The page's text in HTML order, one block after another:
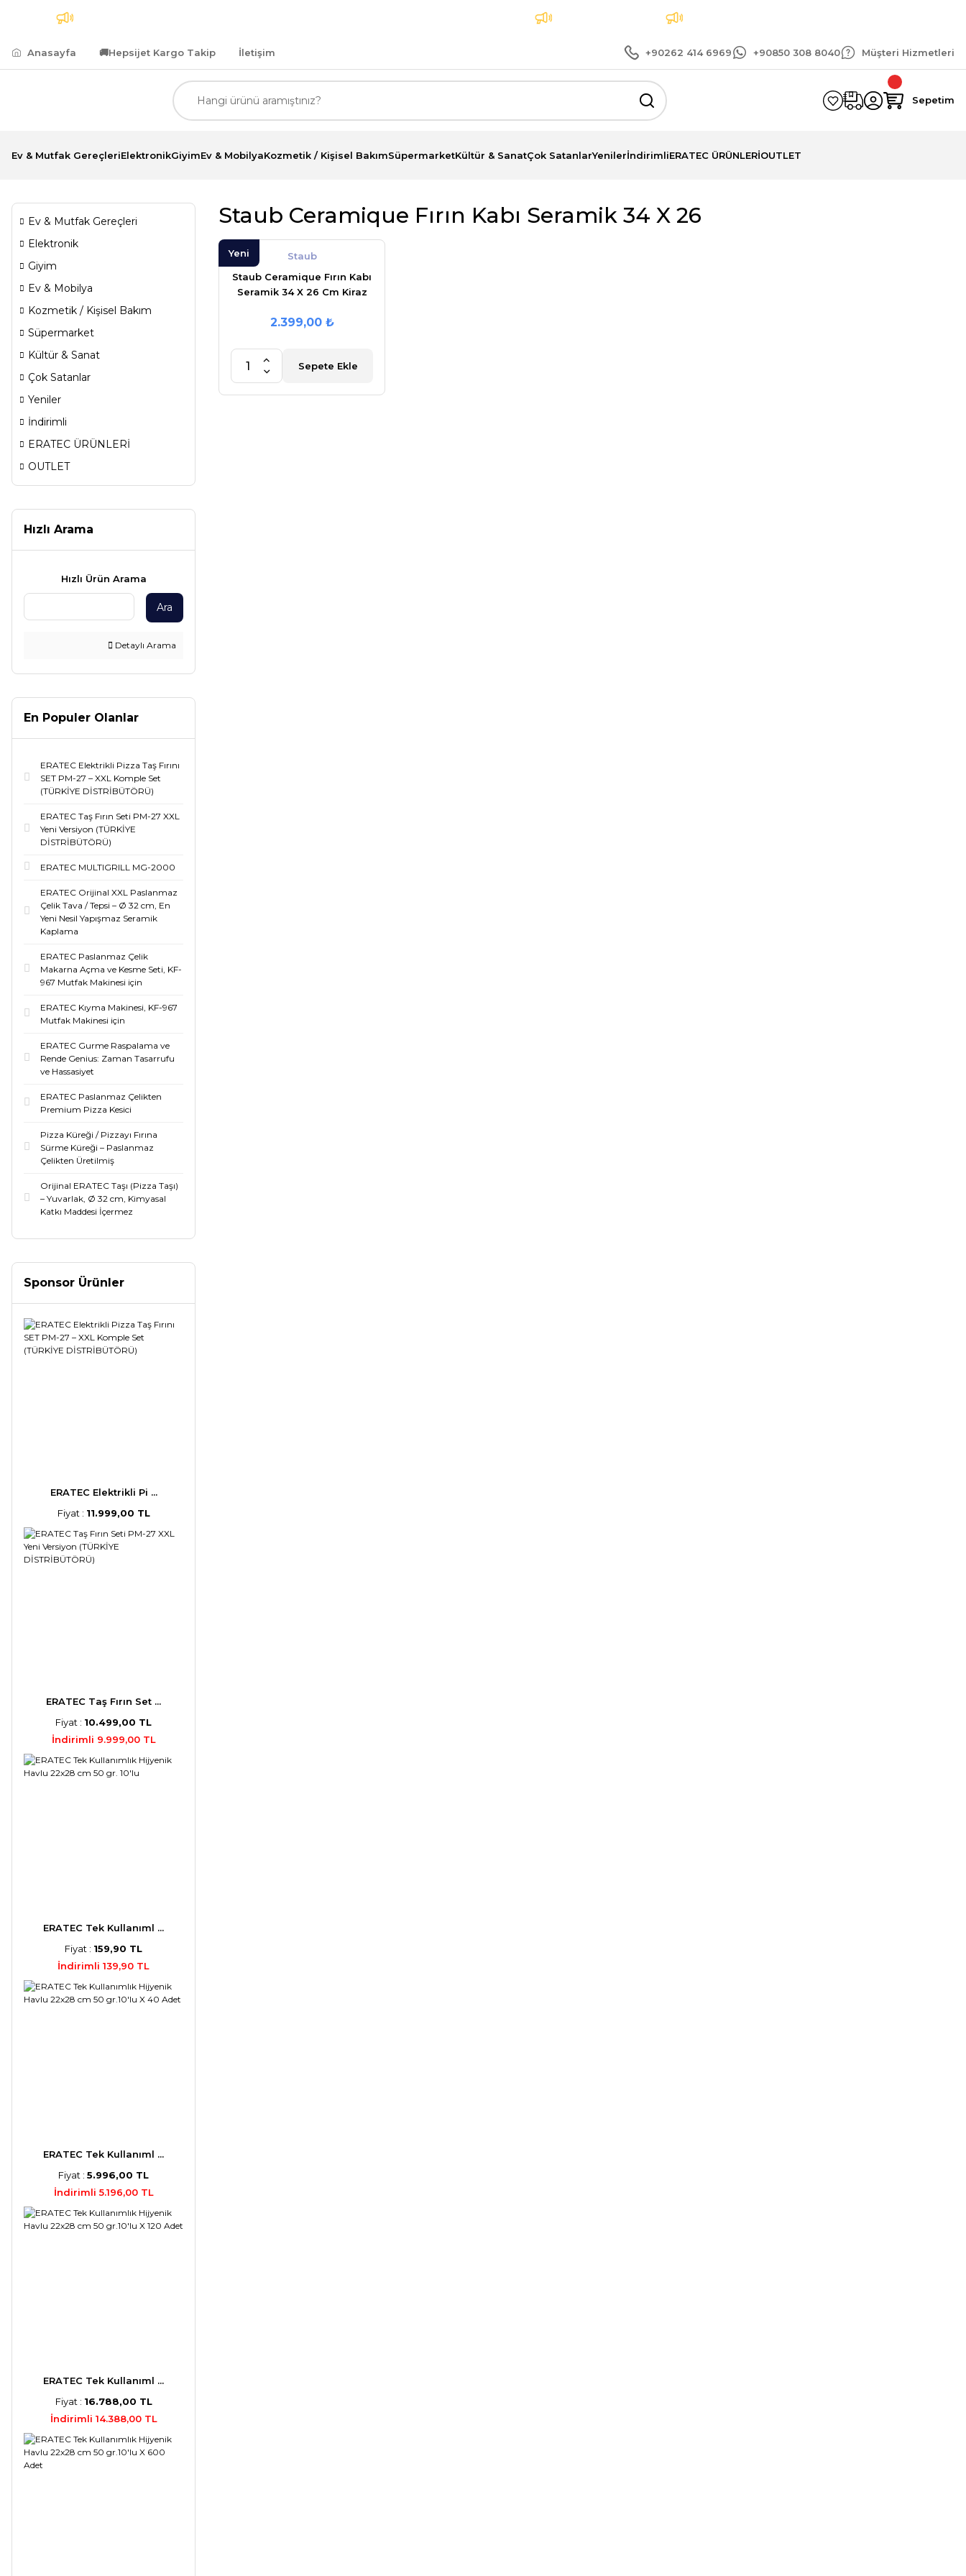
7.500,00 TL ve Üzeri Alımlarda Kredi Kartına Peşin Fiyatına 3 Taksit İmkanı Aynı Gün Teslimat Tüm siparişlerinizde geçerli 1.500 TL ve üzeri
Anasayfa 🚚Hepsijet Kargo Takip İletişim +90262 414 6969 +90850 308 8040 Müşteri Hizmetleri
Sepetim
Ev & Mutfak GereçleriElektronikGiyimEv & MobilyaKozmetik / Kişisel BakımSüpermarketKültür & SanatÇok SatanlarYenilerİndirimliERATEC ÜRÜNLERİOUTLET
Ev & Mutfak Gereçleri
Elektronik
Giyim
Ev & Mobilya
Kozmetik / Kişisel Bakım
Süpermarket
Kültür & Sanat
Çok Satanlar
Yeniler
İndirimli
ERATEC ÜRÜNLERİ
OUTLET
Hızlı Arama
Hızlı Ürün Arama
Ara
Detaylı Arama
En Populer Olanlar
ERATEC Elektrikli Pizza Taş Fırını
SET PM-27 – XXL Komple Set
(TÜRKİYE DİSTRİBÜTÖRÜ)
ERATEC Taş Fırın Seti PM-27 XXL
Yeni Versiyon (TÜRKİYE
DİSTRİBÜTÖRÜ)
ERATEC MULTIGRILL MG-2000
ERATEC Orijinal XXL Paslanmaz
Çelik Tava / Tepsi – Ø 32 cm, En
Yeni Nesil Yapışmaz Seramik
Kaplama
ERATEC Paslanmaz Çelik
Makarna Açma ve Kesme Seti, KF-
967 Mutfak Makinesi için
ERATEC Kıyma Makinesi, KF-967
Mutfak Makinesi için
ERATEC Gurme Raspalama ve
Rende Genius: Zaman Tasarrufu
ve Hassasiyet
ERATEC Paslanmaz Çelikten
Premium Pizza Kesici
Pizza Küreği / Pizzayı Fırına
Sürme Küreği – Paslanmaz
Çelikten Üretilmiş
Orijinal ERATEC Taşı (Pizza Taşı)
– Yuvarlak, Ø 32 cm, Kimyasal
Katkı Maddesi İçermez
Sponsor Ürünler
ERATEC Elektrikli Pi ...
Fiyat : 11.999,00 TL
ERATEC Taş Fırın Set ...
Fiyat : 10.499,00 TL
İndirimli 9.999,00 TL
ERATEC Tek Kullanıml ...
Fiyat : 159,90 TL
İndirimli 139,90 TL
ERATEC Tek Kullanıml ...
Fiyat : 5.996,00 TL
İndirimli 5.196,00 TL
ERATEC Tek Kullanıml ...
Fiyat : 16.788,00 TL
İndirimli 14.388,00 TL
Staub Ceramique Fırın Kabı Seramik 34 X 26
Yeni
Staub
Staub Ceramique Fırın Kabı
Seramik 34 X 26 Cm Kiraz
2.399,00 ₺
Sepete Ekle